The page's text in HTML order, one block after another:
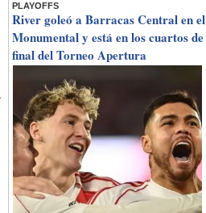
PLAYOFFS
River goleó a Barracas Central en el
Monumental y está en los cuartos de
final del Torneo Apertura